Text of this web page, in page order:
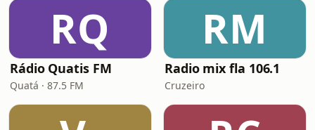
RQ
Rádio Quatis FM
Quatá · 87.5 FM
RM
Radio mix fla 106.1
Cruzeiro